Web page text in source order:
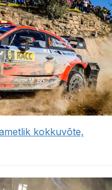
kokkuvõte,